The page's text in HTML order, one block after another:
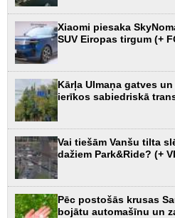
Xiaomi piesaka
SUV Eiropas tirgum (+
Kārļa Ulmaņa gatves
ierīkos sabiedriskā
Vai tiešām Vanšu tilta
dažiem Park&Ride? (+
Pēc postošās krusas
bojātu automašīnu un